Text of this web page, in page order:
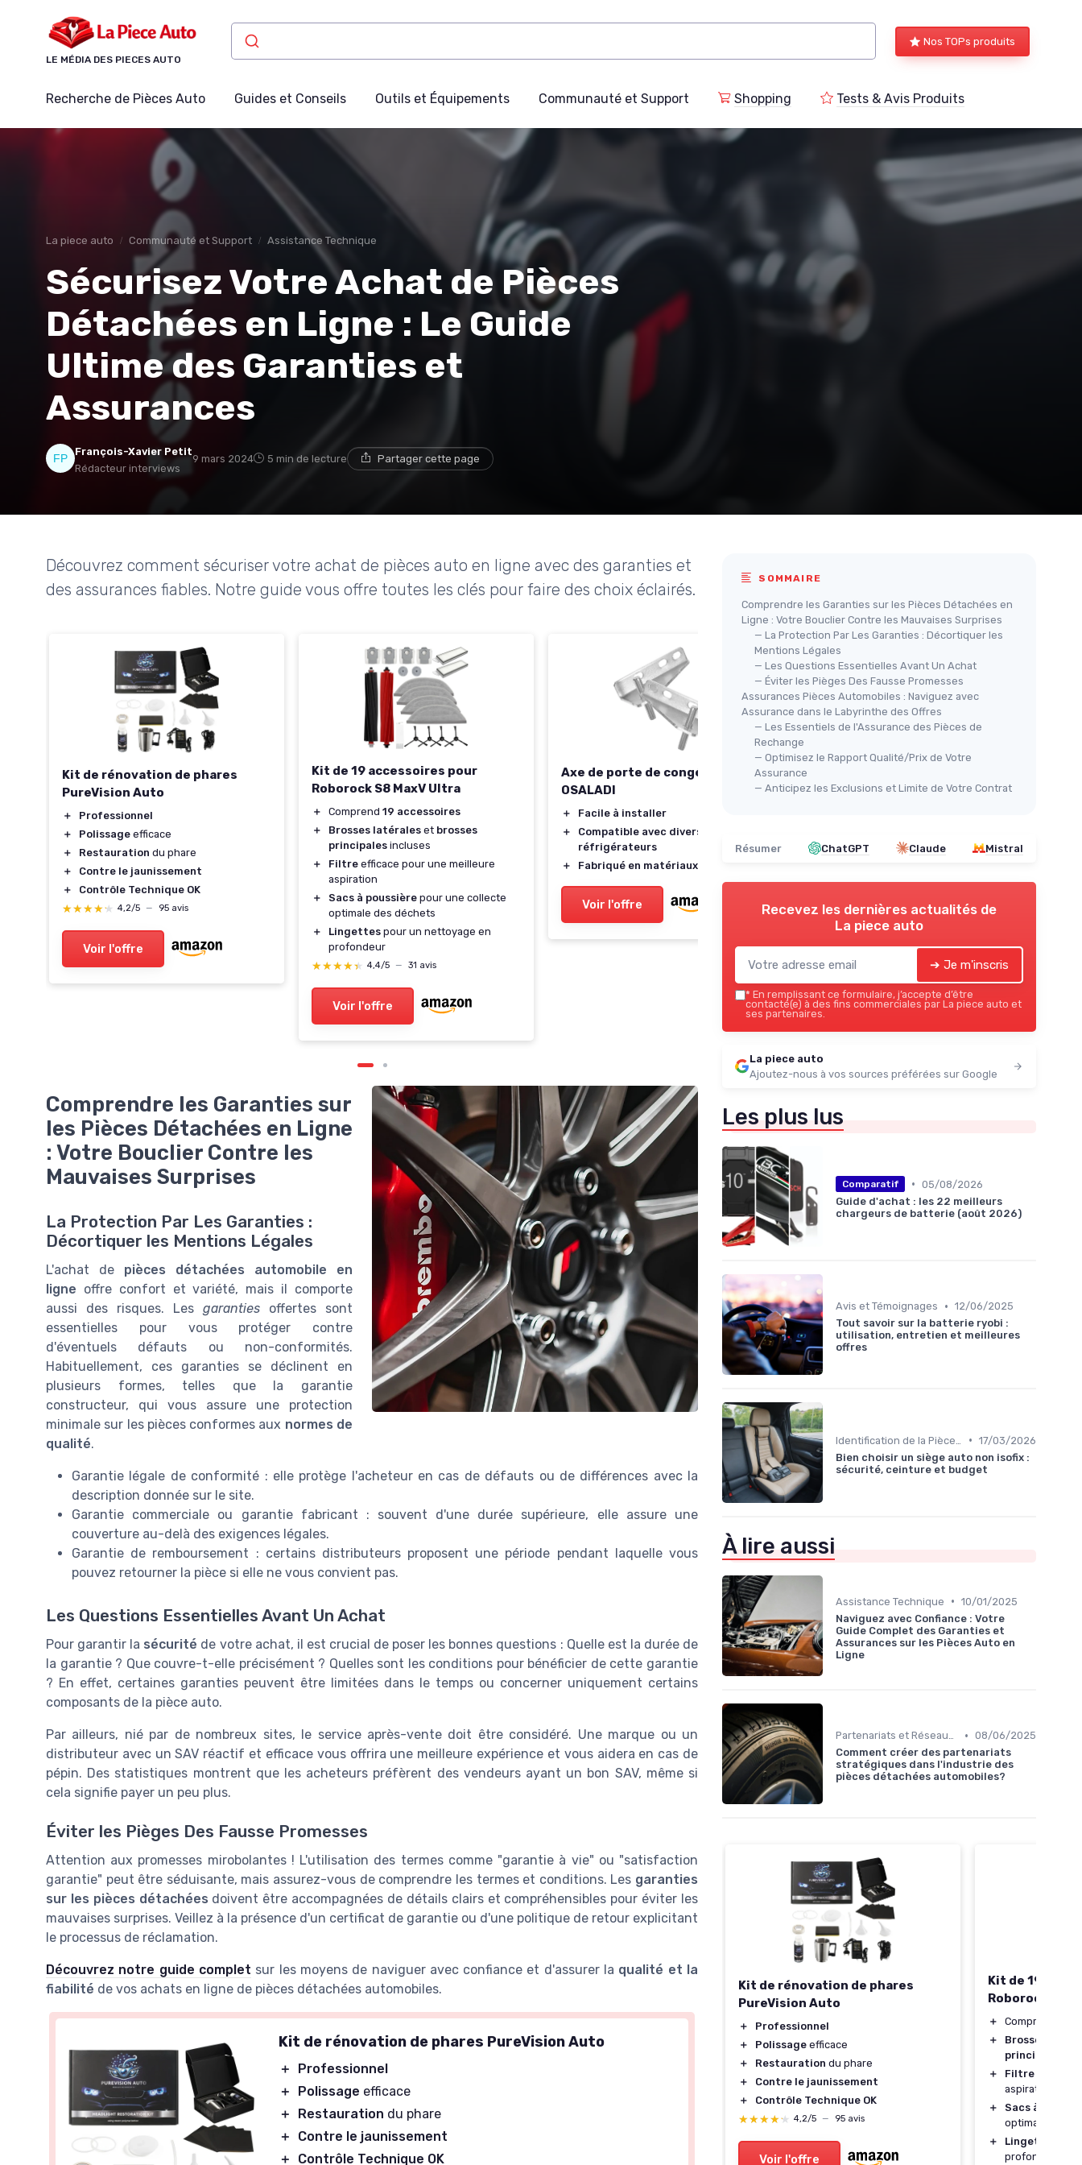
LE MÉDIA DES PIECES AUTO
Nos TOPs produits
Recherche de Pièces Auto Guides et Conseils Outils et Équipements Communauté et Support Shopping Tests & Avis Produits
La piece auto Communauté et Support Assistance Technique
Sécurisez Votre Achat de Pièces
Détachées en Ligne : Le Guide
Ultime des Garanties et
Assurances
François-Xavier Petit
Rédacteur interviews
9 mars 2024 5 min de lecture Partager cette page
Découvrez comment sécuriser votre achat de pièces auto en ligne avec des garanties et
des assurances fiables. Notre guide vous offre toutes les clés pour faire des choix éclairés.
Kit de rénovation de phares
PureVision Auto
＋
Professionnel
＋
Polissage efficace
＋
Restauration du phare
＋
Contre le jaunissement
＋
Contrôle Technique OK
★★★★★
★★★★★ 4,2/5 — 95 avis
Voir l'offre
Kit de 19 accessoires pour
Roborock S8 MaxV Ultra
＋ Comprend 19 accessoires
＋
Brosses latérales et brosses
principales incluses
＋
Filtre efficace pour une meilleure
aspiration
＋
Sacs à poussière pour une collecte
optimale des déchets
＋
Lingettes pour un nettoyage en
profondeur
★★★★★
★★★★★ 4,4/5 — 31 avis
Voir l'offre
Axe de porte de congélateur
OSALADI
＋
Facile à installer
＋
Compatible avec divers
réfrigérateurs
＋
Fabriqué en matériaux durables
Voir l'offre
PureVision Auto
＋ Restaurationdu phare
★★★★★
★★★★★ 4,2/5 — 95 avis
Voir l'offre
Comprendre les Garanties sur
les Pièces Détachées en Ligne
: Votre Bouclier Contre les
Mauvaises Surprises
La Protection Par Les Garanties :
Décortiquer les Mentions Légales
L'achat de pièces détachées automobile en
ligne offre confort et variété, mais il comporte
aussi des risques. Les garanties offertes sont
essentielles pour vous protéger contre
d'éventuels défauts ou non-conformités.
Habituellement, ces garanties se déclinent en
plusieurs formes, telles que la garantie
constructeur, qui vous assure une protection
minimale sur les pièces conformes aux normes de
qualité.
Garantie légale de conformité : elle protège l'acheteur en cas de défauts ou de différences avec la
description donnée sur le site.
Garantie commerciale ou garantie fabricant : souvent d'une durée supérieure, elle assure une
couverture au-delà des exigences légales.
Garantie de remboursement : certains distributeurs proposent une période pendant laquelle vous
pouvez retourner la pièce si elle ne vous convient pas.
Les Questions Essentielles Avant Un Achat
Pour garantir la sécurité de votre achat, il est crucial de poser les bonnes questions : Quelle est la durée de
la garantie ? Que couvre-t-elle précisément ? Quelles sont les conditions pour bénéficier de cette garantie
? En effet, certaines garanties peuvent être limitées dans le temps ou concerner uniquement certains
composants de la pièce auto.
Par ailleurs, nié par de nombreux sites, le service après-vente doit être considéré. Une marque ou un
distributeur avec un SAV réactif et efficace vous offrira une meilleure expérience et vous aidera en cas de
pépin. Des statistiques montrent que les acheteurs préfèrent des vendeurs ayant un bon SAV, même si
cela signifie payer un peu plus.
Éviter les Pièges Des Fausse Promesses
Attention aux promesses mirobolantes ! L'utilisation des termes comme "garantie à vie" ou "satisfaction
garantie" peut être séduisante, mais assurez-vous de comprendre les termes et conditions. Les garanties
sur les pièces détachées doivent être accompagnées de détails clairs et compréhensibles pour éviter les
mauvaises surprises. Veillez à la présence d'un certificat de garantie ou d'une politique de retour explicitant
le processus de réclamation.
Découvrez notre guide complet sur les moyens de naviguer avec confiance et d'assurer la qualité et la
fiabilité de vos achats en ligne de pièces détachées automobiles.
Kit de rénovation de phares PureVision Auto
＋
Professionnel
＋
Polissage efficace
＋
Restauration du phare
＋
Contre le jaunissement
＋
Contrôle Technique OK
SOMMAIRE
Comprendre les Garanties sur les Pièces Détachées en
Ligne : Votre Bouclier Contre les Mauvaises Surprises
— La Protection Par Les Garanties : Décortiquer les
Mentions Légales
— Les Questions Essentielles Avant Un Achat
— Éviter les Pièges Des Fausse Promesses
Assurances Pièces Automobiles : Naviguez avec
Assurance dans le Labyrinthe des Offres
— Les Essentiels de l'Assurance des Pièces de
Rechange
— Optimisez le Rapport Qualité/Prix de Votre
Assurance
— Anticipez les Exclusions et Limite de Votre Contrat
Résumer ChatGPT Claude Mistral
Recevez les dernières actualités de
La piece auto
➔ Je m'inscris
* En remplissant ce formulaire, j’accepte d’être
contacté(e) à des fins commerciales par La piece auto et
ses partenaires.
La piece auto
Ajoutez-nous à vos sources préférées sur Google
Les plus lus
Comparatif • 05/08/2026
Guide d'achat : les 22 meilleurs
chargeurs de batterie (août 2026)
Avis et Témoignages • 12/06/2025
Tout savoir sur la batterie ryobi :
utilisation, entretien et meilleures
offres
• 17/03/2026
Bien choisir un siège auto non isofix :
sécurité, ceinture et budget
À lire aussi
Assistance Technique • 10/01/2025
Naviguez avec Confiance : Votre
Guide Complet des Garanties et
Assurances sur les Pièces Auto en
Ligne
Partenariats et Réseaux Professionnels • 08/06/2025
Comment créer des partenariats
stratégiques dans l'industrie des
pièces détachées automobiles?
de rénovation de phares
du phare
Contre le jaunissement
Contrôle Technique OK
— 95 avis
Kit de 19 accessoires pour
Roborock S8 MaxV Ultra
＋ Comprend19 accessoires
Brosses latéralesetbrosses
Filtreefficace pour une meilleure
aspiration
＋
Sacs à poussière
pour une collecte
Lingettespour un nettoyage en
profondeur
＋ Compatible avec divers
Kit de rénovation de phares
PureVision Auto
＋
Professionnel
＋
Polissage efficace
＋
Restauration du phare
＋
Contre le jaunissement
＋
Contrôle Technique OK
★★★★★
★★★★★ 4,2/5 — 95 avis
Voir l'offre
Kit de 19
Roborock S8
＋ Comprend
＋
Brosses
principales
＋
Filtre
aspiration
＋
Sacs à
optimale des
＋
Lingettes
profondeur